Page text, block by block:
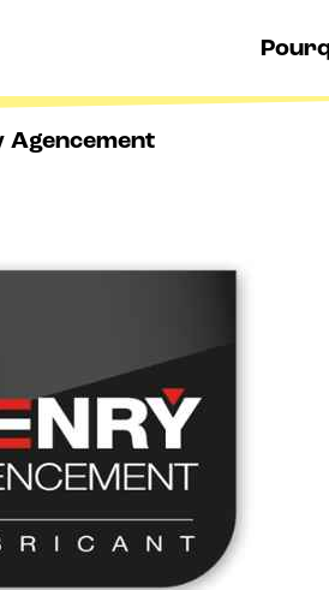
Agencement